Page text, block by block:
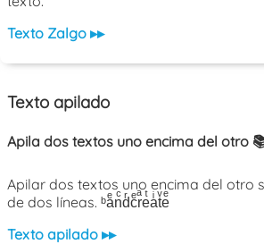
Texto Zalgo ▸▸
Texto apilado
Apila dos textos uno encima del otro
Apilar dos textos uno encima del otro
de dos líneas. ᵇaͤnͨdͬcͤrͣeͭaͥtͮeͤ
Texto apilado ▸▸